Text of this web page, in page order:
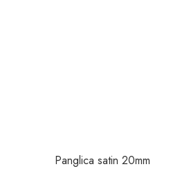
Panglica satin 20mm